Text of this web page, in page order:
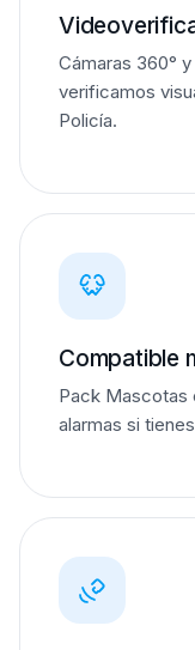
Cámaras 360°
verificamos
Policía.
Compatible
Pack Mascotas
alarmas si